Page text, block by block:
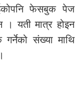
फेसबुक पेज
यती मात्र होइन
संख्या माथि